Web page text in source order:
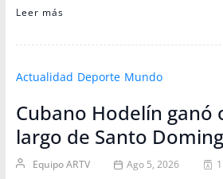
Leer más
Actualidad Deporte Mundo
Cubano Hodelín ganó
largo de Santo
Equipo ARTV Ago 5, 2026